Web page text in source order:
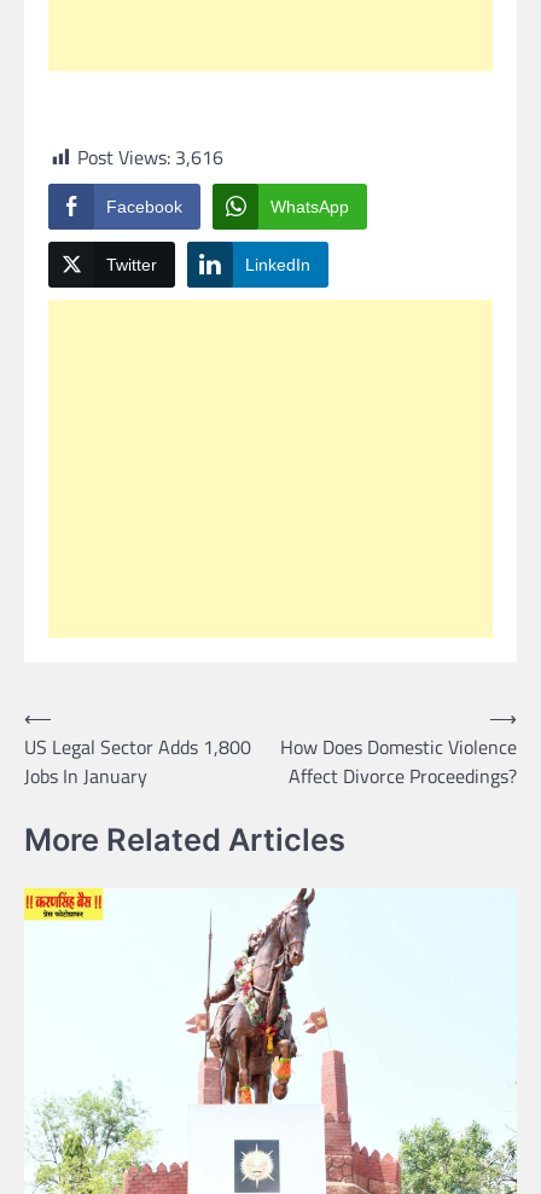
Post Views: 3,616
Facebook WhatsApp
Twitter LinkedIn
Post
navigation
⟵
US Legal Sector Adds 1,800
Jobs In January
How Does Domestic Violence
Affect Divorce Proceedings?
⟶
More Related Articles